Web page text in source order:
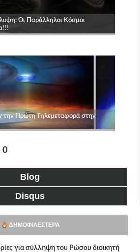
0
Blog
Disqus
ΔΗΜΟΦΙΛΈΣΤΕΡΑ
για σύλληψη του Ρώσου διοικητή